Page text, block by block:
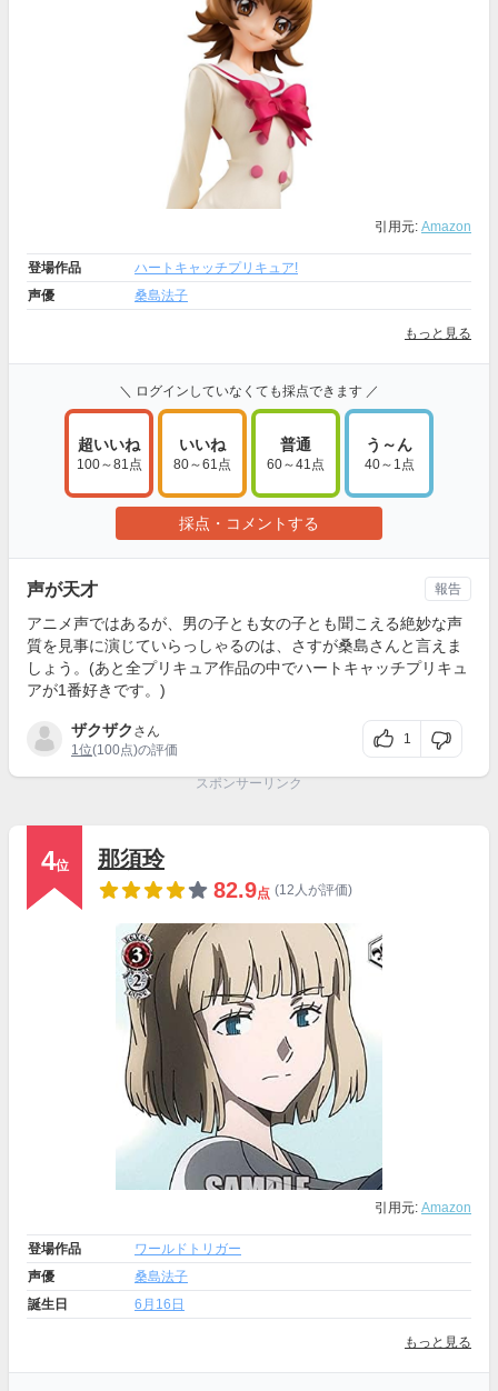
引用元: Amazon
登場作品
ハートキャッチプリキュア!
声優
桑島法子
もっと見る
＼ ログインしていなくても採点できます ／
超いいね
100～81点
いいね
80～61点
普通
60～41点
う～ん
40～1点
採点・コメントする
声が天才
アニメ声ではあるが、男の子とも女の子とも聞こえる絶妙な声
質を見事に演じていらっしゃるのは、さすが桑島さんと言えま
しょう。(あと全プリキュア作品の中でハートキャッチプリキュ
アが1番好きです。)
ザクザク さん
1位(100点)の評価
1
報告
スポンサーリンク
4位
那須玲
82.9点 (12人が評価)
引用元: Amazon
登場作品
ワールドトリガー
声優
桑島法子
誕生日
6月16日
もっと見る